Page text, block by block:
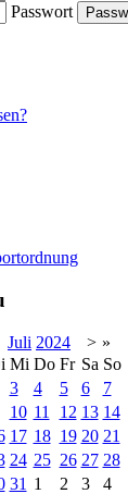
Passwort
Juli 2024 > »
Mi Do Fr Sa So
3 4 5 6
7
10 11 12 13 14
17 18 19 20 21
24 25 26 27 28
31 1 2 3
4